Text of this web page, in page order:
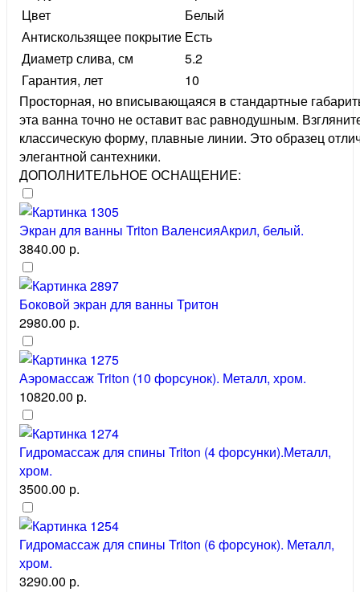
Цвет
Белый
Антискользящее покрытие Есть
Диаметр слива, см
5.2
Гарантия, лет
10
Просторная, но вписывающаяся в стандартные
эта ванна точно не оставит вас равнодушным.
классическую форму, плавные линии. Это образец
элегантной сантехники.
ДОПОЛНИТЕЛЬНОЕ ОСНАЩЕНИЕ:
Экран для ванны Triton ВаленсияАкрил, белый.
3840.00 р.
Боковой экран для ванны Тритон
2980.00 р.
Аэромассаж Triton (10 форсунок). Металл, хром.
10820.00 р.
Гидромассаж для спины Triton (4 форсунки).Металл,
хром.
3500.00 р.
Гидромассаж для спины Triton (6 форсунок). Металл,
хром.
3290.00 р.